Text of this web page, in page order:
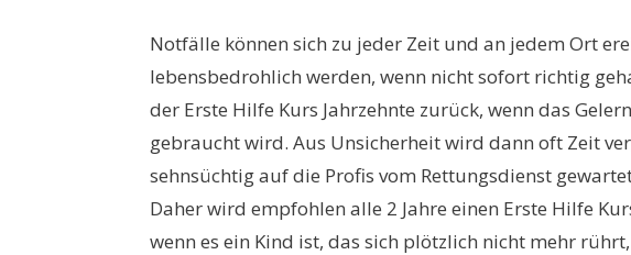
Notfälle können sich zu jeder Zeit und an jedem Ort
lebensbedrohlich werden, wenn nicht sofort richtig
der Erste Hilfe Kurs Jahrzehnte zurück, wenn das
gebraucht wird. Aus Unsicherheit wird dann oft Zeit
sehnsüchtig auf die Profis vom Rettungsdienst
Daher wird empfohlen alle 2 Jahre einen Erste Hilfe
wenn es ein Kind ist, das sich plötzlich nicht mehr